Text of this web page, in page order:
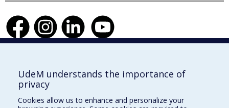
Faculté de l'aménagement
UdeM understands the importance of
privacy
Cookies allow us to enhance and personalize your